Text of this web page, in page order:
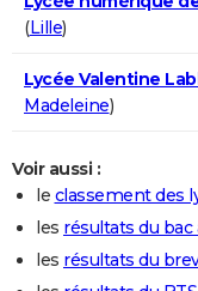
(Lille)
Lycée Valentine
Madeleine)
Voir aussi :
le classement des
les résultats du bac
les résultats du